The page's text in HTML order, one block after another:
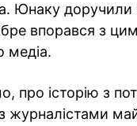
Юнаку
впорався з
медіа.
про історію з
журналістами